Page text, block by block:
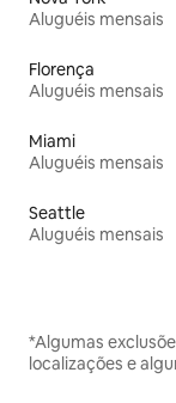
Aluguéis mensais
Florença
Aluguéis mensais
Miami
Aluguéis mensais
Seattle
Aluguéis mensais
*Algumas
localizações e